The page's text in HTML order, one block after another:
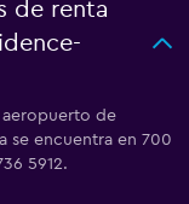
de renta
aeropuerto de
se encuentra en 700
5912.